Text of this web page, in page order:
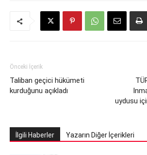
Önceki İçerik
Taliban geçici hükümeti
kurduğunu açıkladı
uydusu
İlgili Haberler Yazarın Diğer İçerikleri